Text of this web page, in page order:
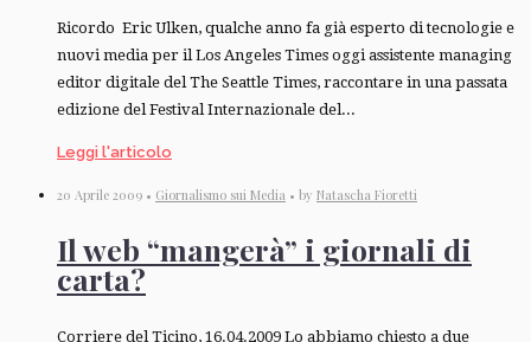
Ricordo Eric Ulken, qualche anno fa già esperto di tecnologie e
nuovi media per il Los Angeles Times oggi assistente managing
editor digitale del The Seattle Times, raccontare in una passata
edizione del Festival Internazionale del...
Leggi l'articolo
20 Aprile 2009 • Giornalismo sui Media • by Natascha Fioretti
Il web “mangerà” i giornali di
carta?
Corriere del Ticino, 16.04.2009 Lo abbiamo chiesto a due